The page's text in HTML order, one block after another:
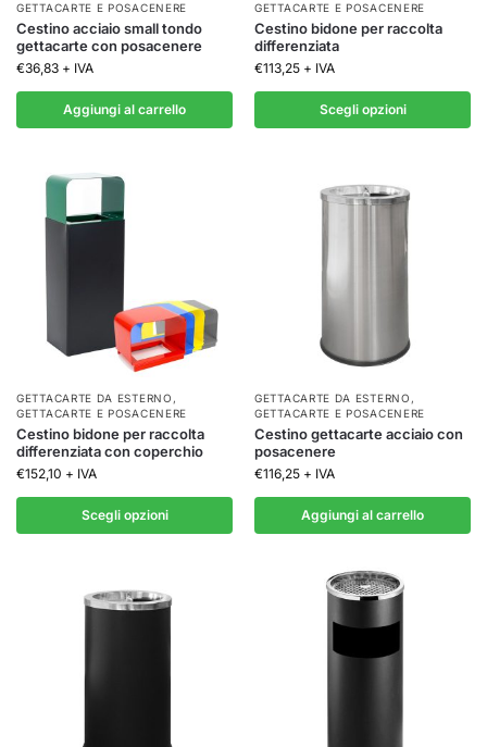
GETTACARTE E POSACENERE
Cestino acciaio small tondo
gettacarte con posacenere
€36,83 + IVA
Aggiungi al carrello
GETTACARTE E POSACENERE
Cestino bidone per raccolta
differenziata
€113,25 + IVA
Scegli opzioni
GETTACARTE DA ESTERNO ,
GETTACARTE E POSACENERE
Cestino bidone per raccolta
differenziata con coperchio
€152,10 + IVA
Scegli opzioni
GETTACARTE DA ESTERNO ,
GETTACARTE E POSACENERE
Cestino gettacarte acciaio con
posacenere
€116,25 + IVA
Aggiungi al carrello